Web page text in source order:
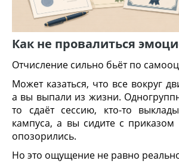
Как не провалиться
Отчисление сильно бьёт по
Может казаться, что все вокруг
а вы выпали из жизни.
то сдаёт сессию, кто-то
кампуса, а вы сидите с приказом
опозорились.
Но это ощущение не равно